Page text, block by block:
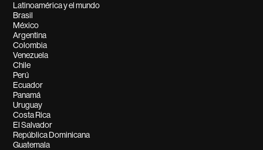
Latinoamérica y el mundo
Brasil
México
Argentina
Colombia
Venezuela
Chile
Perú
Ecuador
Panamá
Uruguay
Costa Rica
El Salvador
República Dominicana
Guatemala